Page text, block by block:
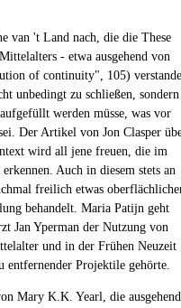
van 't Land nach, die die These
- etwa ausgehend von
of continuity", 105)
unbedingt zu schließen, sondern
werden müsse, was vor
Der Artikel von Jon Clasper
wird all jene freuen, die im
Auch in diesem stets an
freilich etwas
behandelt. Maria Patijn geht
Jan Yperman der Nutzung von
und in der Frühen Neuzeit
entfernender Projektile gehörte.
Mary K.K. Yearl, die ausgehend